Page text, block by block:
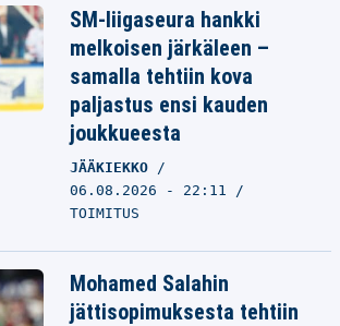
SM-liigaseura hankki
melkoisen järkäleen –
samalla tehtiin kova
paljastus ensi kauden
joukkueesta
JÄÄKIEKKO
06.08.2026 - 22:11
TOIMITUS
Mohamed Salahin
jättisopimuksesta tehtiin